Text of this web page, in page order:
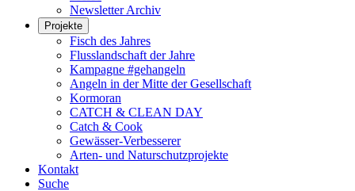
Newsletter Archiv
Projekte
Fisch des Jahres
Flusslandschaft der Jahre
Kampagne #gehangeln
Angeln in der Mitte der Gesellschaft
Kormoran
CATCH & CLEAN DAY
Catch & Cook
Gewässer-Verbesserer
Arten- und Naturschutzprojekte
Kontakt
Suche